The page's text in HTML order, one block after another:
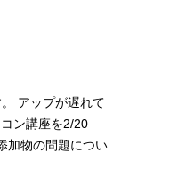
アップが遅れて
ン講座を2/20
加物の問題につい